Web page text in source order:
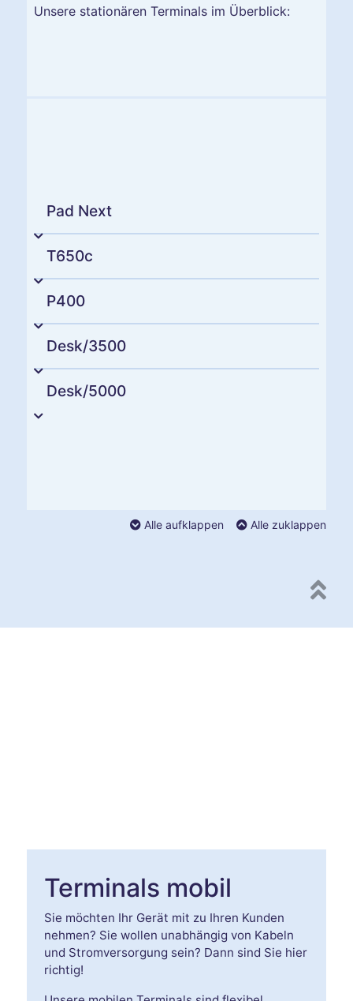
Unsere stationären Terminals im Überblick:
Pad Next
T650c
P400
Desk/3500
Desk/5000
Alle aufklappen Alle zuklappen
Terminals mobil
Sie möchten Ihr Gerät mit zu Ihren Kunden
nehmen? Sie wollen unabhängig von Kabeln
und Stromversorgung sein? Dann sind Sie hier
richtig!